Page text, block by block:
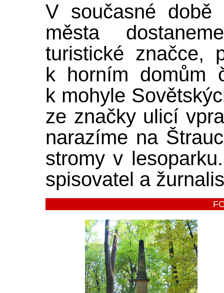
V současné
města
turistické značce,
k horním domům
k mohyle
ze značky ulicí
narazíme na
stromy v
spisovatel a